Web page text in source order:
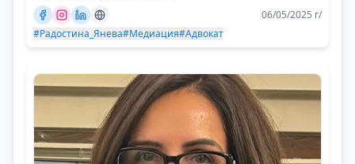
06/05/2025 г/
#Радостина_Янева#Медиация#Адвокат